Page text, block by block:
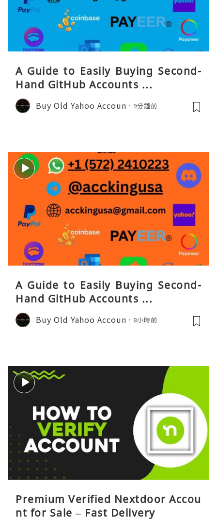
A Guide to Easily Buying Second-
Hand GitHub Accounts ...
Buy Old Yahoo Accoun 9分鐘前
A Guide to Easily Buying Second-
Hand GitHub Accounts ...
Buy Old Yahoo Accoun 8小時前
Premium Verified Nextdoor Accou
nt for Sale – Fast Delivery